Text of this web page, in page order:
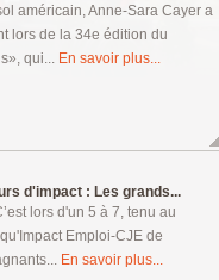
américain, Anne-Sara Cayer a
lors de la 34e édition du
qui... En savoir plus...
d'impact : Les grands...
lors d'un 5 à 7, tenu au
Emploi-CJE de
En savoir plus...